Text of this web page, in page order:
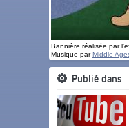
Bannière réalisée par
Musique parMiddle
Publié dans